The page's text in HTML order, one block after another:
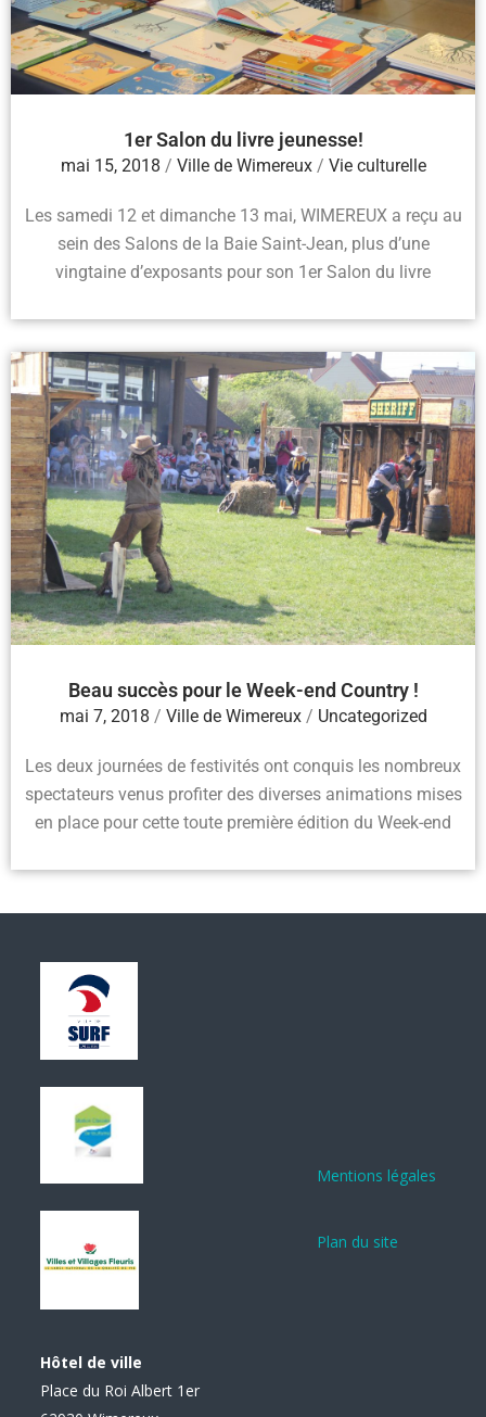
1er Salon du livre jeunesse!
mai 15, 2018 / Ville de Wimereux / Vie culturelle
Les samedi 12 et dimanche 13 mai, WIMEREUX a reçu au
sein des Salons de la Baie Saint-Jean, plus d’une
vingtaine d’exposants pour son 1er Salon du livre
Beau succès pour le Week-end Country !
mai 7, 2018 / Ville de Wimereux / Uncategorized
Les deux journées de festivités ont conquis les nombreux
spectateurs venus profiter des diverses animations mises
en place pour cette toute première édition du Week-end
Hôtel de ville
Place du Roi Albert 1er
Mentions légales
Plan du site